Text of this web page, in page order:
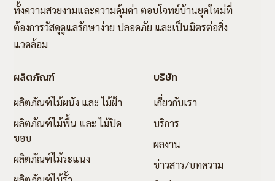
ทั้งความสวยงามและความคุ้มค่า ตอบโจทย์บ้านยุคใหม่ที่
ต้องการวัสดุดูแลรักษาง่าย ปลอดภัย และเป็นมิตรต่อสิ่ง
แวดล้อม
ผลิตภัณฑ์
ผลิตภัณฑ์ไม้ผนัง และ ไม้ฝ้า
ผลิตภัณฑ์ไม้พื้น และ ไม้ปิด
ขอบ
ผลิตภัณฑ์ไม้ระแนง
บริษัท
เกี่ยวกับเรา
บริการ
ผลงาน
ข่าวสาร/บทความ